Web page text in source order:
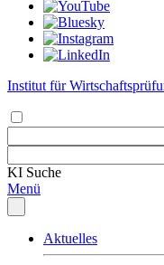
Institut für
KI Suche
Menü
Aktuelles